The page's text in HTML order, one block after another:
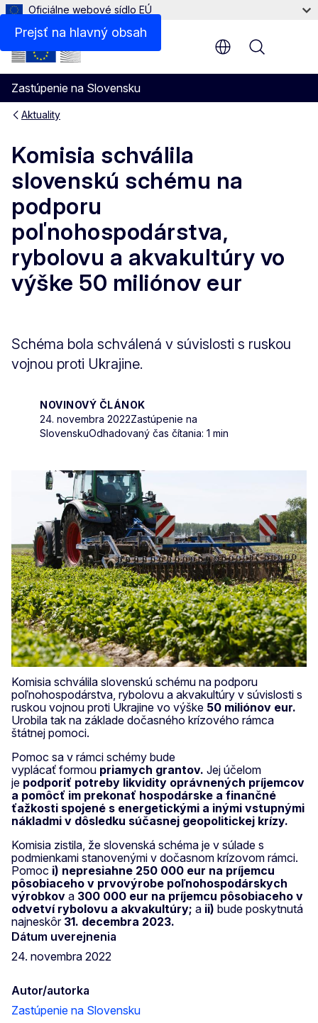
Prejsť na hlavný obsah
Oficiálne webové sídlo EÚ
Zastúpenie na Slovensku
Menu
Aktuality
Komisia schválila
slovenskú schému na
podporu
poľnohospodárstva,
rybolovu a akvakultúry vo
výške 50 miliónov eur
Schéma bola schválená v súvislosti s ruskou
vojnou proti Ukrajine.
NOVINOVÝ ČLÁNOK
24. novembra 2022Zastúpenie na
SlovenskuOdhadovaný čas čítania: 1 min
Komisia schválila slovenskú schému na podporu
poľnohospodárstva, rybolovu a akvakultúry v súvislosti s
ruskou vojnou proti Ukrajine vo výške 50 miliónov eur.
Urobila tak na základe dočasného krízového rámca
štátnej pomoci.
Pomoc sa v rámci schémy bude
vyplácať formou priamych grantov. Jej účelom
je podporiť potreby likvidity oprávnených príjemcov
a pomôcť im prekonať hospodárske a finančné
ťažkosti spojené s energetickými a inými vstupnými
nákladmi v dôsledku súčasnej geopolitickej krízy.
Komisia zistila, že slovenská schéma je v súlade s
podmienkami stanovenými v dočasnom krízovom rámci.
Pomoc i) nepresiahne 250 000 eur na príjemcu
pôsobiaceho v prvovýrobe poľnohospodárskych
výrobkov a 300 000 eur na príjemcu pôsobiaceho v
odvetví rybolovu a akvakultúry; a ii) bude poskytnutá
najneskôr 31. decembra 2023.
Dátum uverejnenia
24. novembra 2022
Autor/autorka
Zastúpenie na Slovensku